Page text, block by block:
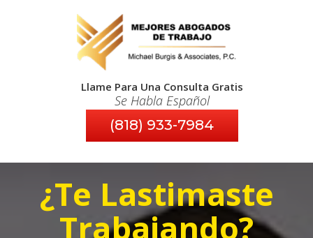
Llame Para Una Consulta Gratis
Se Habla Español
(818) 933-7984
¿Te Lastimaste
Trabajando?